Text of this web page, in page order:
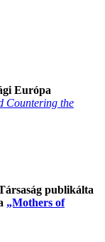
Európa
Countering the
publikálta
„Mothers of